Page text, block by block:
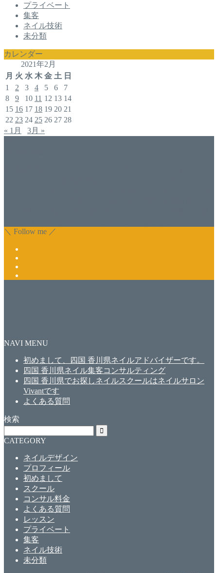
プライベート
集客
ネイル技術
未分類
カレンダー
2021年2月
月 火 水 木 金 土 日
1
2 3 4 5 6
7
8
9 10 11 12 13 14
15 16 17 18 19 20 21
22 23 24 25 26 27 28
« 1月
3月 »
＼ Follow me ／
NAVI MENU
初めまして、四国 香川県ネイルアドバイザーです。
四国 香川県ネイル集客コンサルティング
四国 香川県でお探しネイルスクールはネイルサロン
Vivantです
よくある質問
検索
CATEGORY
ネイルデザイン
プロフィール
初めまして
スクール
コンサル料金
よくある質問
レッスン
プライベート
集客
ネイル技術
未分類